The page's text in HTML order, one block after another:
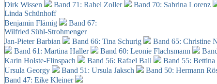
Dirk Wissen
Band 71: Rahel Zoller
Band 70: Sabrina Lorenz
Linda Schünhoff
Benjamin Flämig
Band 67:
Wilfried Sühl-Strohmenger
Jan-Pieter Barbian
Band 66: Tina Schurig
Band 65: Christine
Band 61: Martina Haller
Band 60: Leonie Flachsmann
Karin Holste-Flinspach
Band 56: Rafael Ball
Band 55:
Ursula Georgy
Band 51: Ursula Jaksch Band 50: Hermann
Band 47: Eike Kleiner